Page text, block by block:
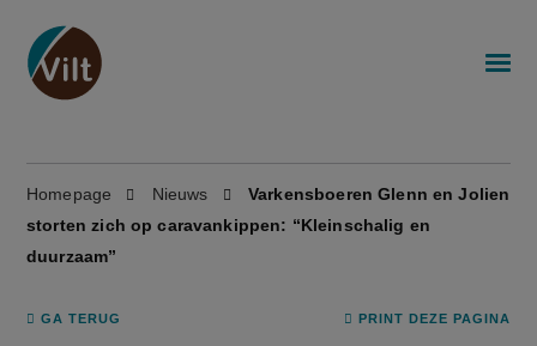
Homepage Nieuws
Varkensboeren Glenn en Jolien
storten zich op caravankippen: “Kleinschalig en
duurzaam”
GA TERUG PRINT DEZE PAGINA